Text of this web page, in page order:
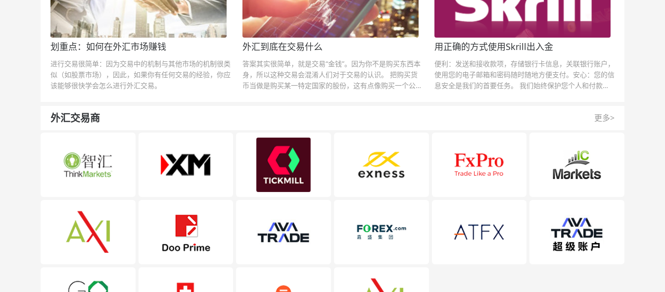
划重点：如何在外汇市场赚钱
进行交易很简单：因为交易中的机制与其他市场的机制很类
似（如股票市场），因此，如果你有任何交易的经验，你应
该能够很快学会怎么进行外汇交易。
外汇到底在交易什么
答案其实很简单，就是交易“金钱”。因为你不是购买东西本
身，所以这种交易会混淆人们对于交易的认识。 把购买货
币当做是购买某一特定国家的股份，这有点像购买一个公司
用正确的方式使用Skrill出入金
便利：发送和接收款项，存储银行卡信息，关联银行账户，
使用您的电子邮箱和密码随时随地方便支付。安心：您的信
息安全是我们的首要任务。 我们始终保护您个人和付款信
外汇交易商 更多>